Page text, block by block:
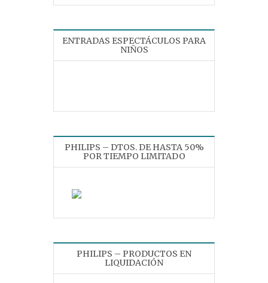
ENTRADAS ESPECTÁCULOS PARA
NIÑOS
PHILIPS – DTOS. DE HASTA 50%
POR TIEMPO LIMITADO
PHILIPS – PRODUCTOS EN
LIQUIDACIÓN